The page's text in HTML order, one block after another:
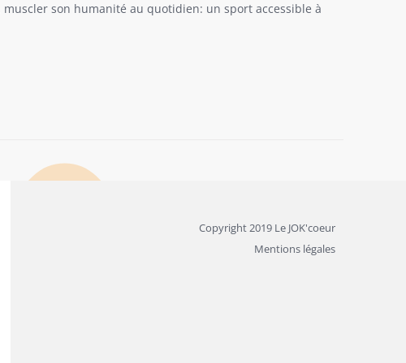
son humanité au quotidien: un sport accessible à
Copyright 2019 Le JOK'coeur
Mentions légales